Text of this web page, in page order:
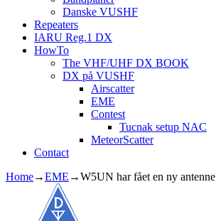
Danske VUSHF
Repeaters
IARU Reg.1 DX
HowTo
The VHF/UHF DX BOOK
DX på VUSHF
Airscatter
EME
Contest
Tucnak setup NAC
MeteorScatter
Contact
Home→EME →W5UN har fået en ny antenne